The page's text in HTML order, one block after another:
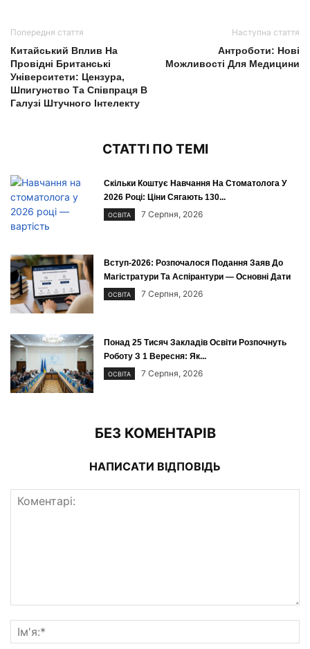
Попередня стаття
Китайський Вплив На
Провідні Британські
Університети: Цензура,
Шпигунство Та Співпраця В
Галузі Штучного Інтелекту
Наступна стаття
Антроботи: Нові
Можливості Для Медицини
СТАТТІ ПО ТЕМІ
Скільки Коштує Навчання На Стоматолога У
2026 Році: Ціни Сягають 130...
ОСВІТА 7 Серпня, 2026
Вступ-2026: Розпочалося Подання Заяв До
Магістратури Та Аспірантури — Основні Дати
ОСВІТА 7 Серпня, 2026
Понад 25 Тисяч Закладів Освіти Розпочнуть
Роботу З 1 Вересня: Як...
ОСВІТА 7 Серпня, 2026
БЕЗ КОМЕНТАРІВ
НАПИСАТИ ВІДПОВІДЬ